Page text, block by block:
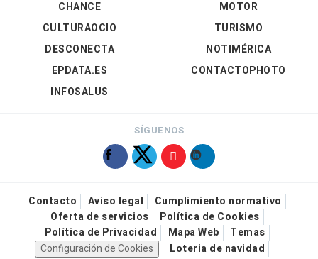
CHANCE
CULTURAOCIO
DESCONECTA
EPDATA.ES
INFOSALUS
MOTOR
TURISMO
NOTIMÉRICA
CONTACTOPHOTO
SÍGUENOS
Contacto Aviso legal
Cumplimiento normativo
Oferta de servicios
Política de Cookies
Política de Privacidad
Mapa Web
Temas
Configuración de Cookies
Loteria de navidad